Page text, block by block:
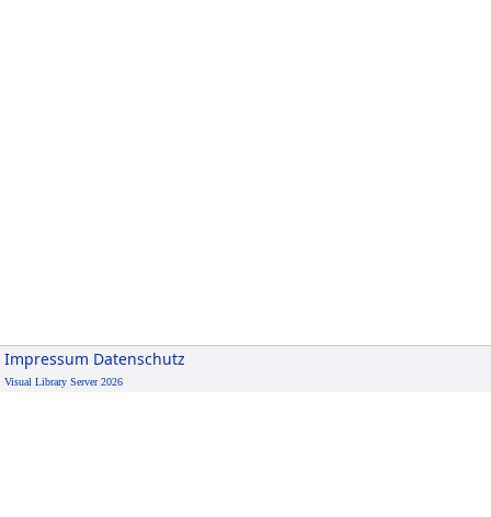
Impressum Datenschutz
Visual Library Server 2026